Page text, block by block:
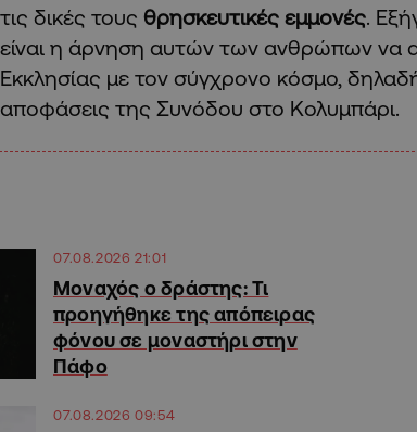
τις δικές τους θρησκευτικές εμμονές .
είναι η άρνηση αυτών των ανθρώπων να
Εκκλησίας με τον σύγχρονο κόσμο,
αποφάσεις της Συνόδου στο Κολυμπάρι.
07.08.2026 21:01
Μοναχός ο δράστης: Τι
προηγήθηκε της απόπειρας
φόνου σε μοναστήρι στην
Πάφο
07.08.2026 09:54